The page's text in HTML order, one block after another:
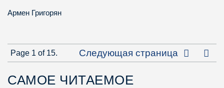
Армен Григорян
Page 1 of 15. Следующая страница
САМОЕ ЧИТАЕМОЕ